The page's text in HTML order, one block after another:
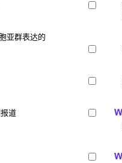
亚群表达的
道